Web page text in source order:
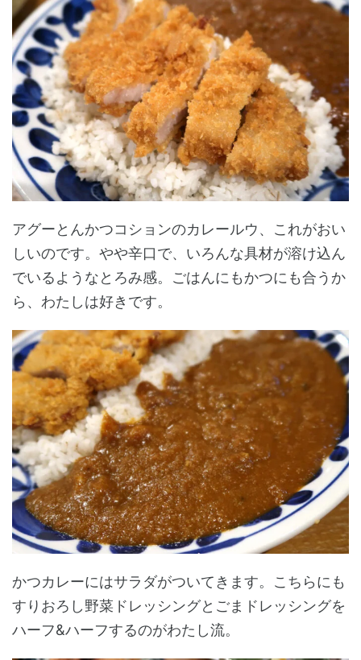
アグーとんかつコションのカレールウ、これがおい
しいのです。やや辛口で、いろんな具材が溶け込ん
でいるようなとろみ感。ごはんにもかつにも合うか
ら、わたしは好きです。
かつカレーにはサラダがついてきます。こちらにも
すりおろし野菜ドレッシングとごまドレッシングを
ハーフ&ハーフするのがわたし流。